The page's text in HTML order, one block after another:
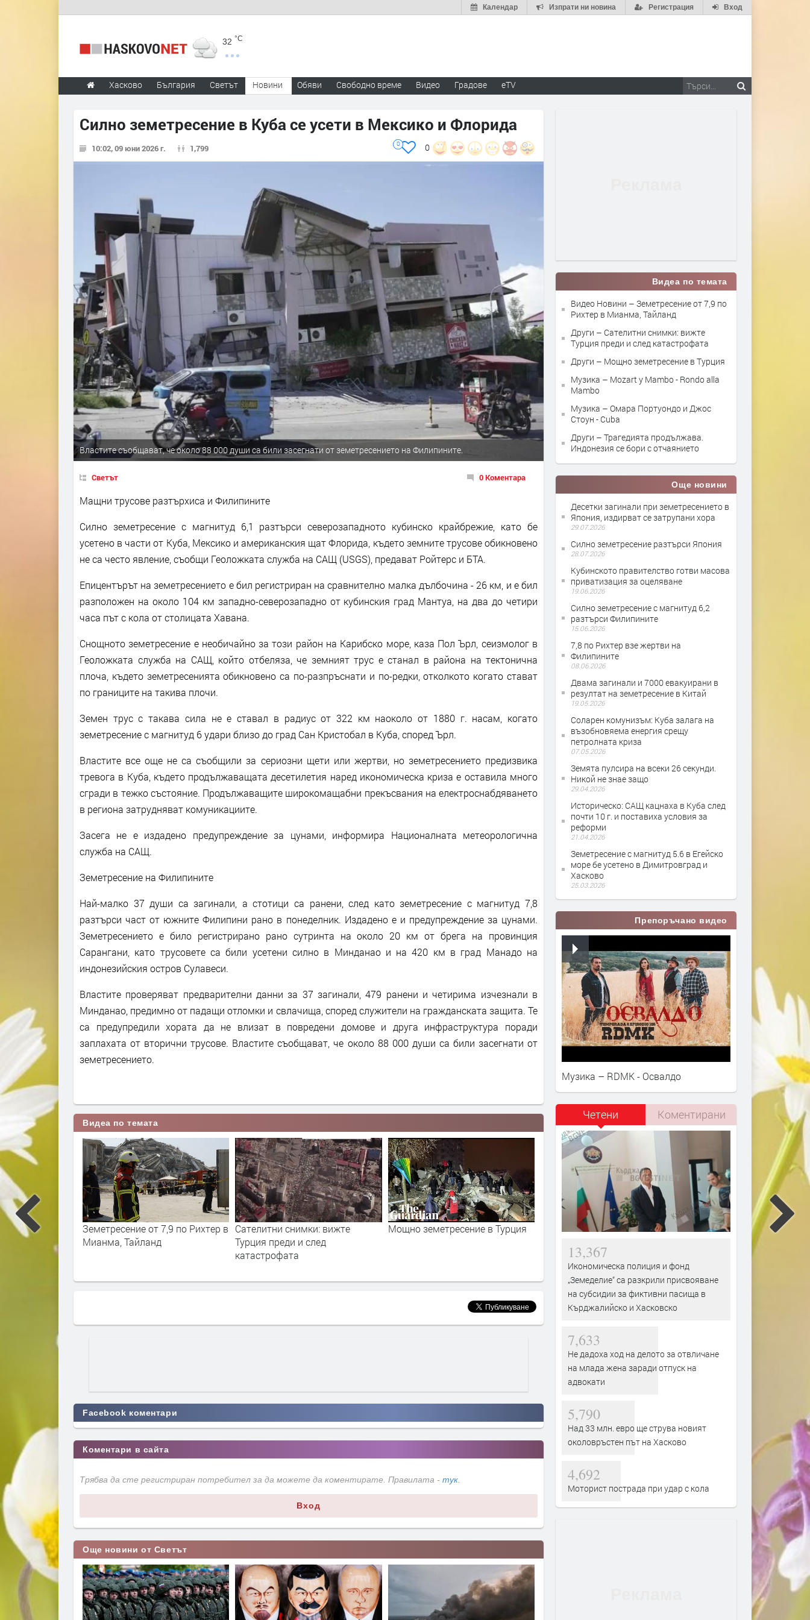
Вход
Регистрация
Изпрати ни новина
Календар
32 °C
Хасково България Светът Новини Обяви Свободно време Видео Градове eTV
Силно земетресение в Куба се усети в Мексико и Флорида
10:02, 09 юни 2026 г. 1,799 0
0
Властите съобщават, че около 88 000 души са били засегнати от земетресението на Филипините.
Светът 0 Коментара
Мащни трусове разтърхиса и Филипините
Силно земетресение с магнитуд 6,1 разтърси северозападното кубинско крайбрежие, като бе
усетено в части от Куба, Мексико и американския щат Флорида, където земните трусове обикновено
не са често явление, съобщи Геоложката служба на САЩ (USGS), предават Ройтерс и БТА.
Епицентърът на земетресението е бил регистриран на сравнително малка дълбочина - 26 км, и е бил
разположен на около 104 км западно-северозападно от кубинския град Мантуа, на два до четири
часа път с кола от столицата Хавана.
Снощното земетресение е необичайно за този район на Карибско море, каза Пол Ърл, сеизмолог в
Геоложката служба на САЩ, който отбеляза, че земният трус е станал в района на тектонична
плоча, където земетресенията обикновено са по-разпръснати и по-редки, отколкото когато стават
по границите на такива плочи.
Земен трус с такава сила не е ставал в радиус от 322 км наоколо от 1880 г. насам, когато
земетресение с магнитуд 6 удари близо до град Сан Кристобал в Куба, според Ърл.
Властите все още не са съобщили за сериозни щети или жертви, но земетресението предизвика
тревога в Куба, където продължаващата десетилетия наред икономическа криза е оставила много
сгради в тежко състояние. Продължаващите широкомащабни прекъсвания на електроснабдяването
в региона затрудняват комуникациите.
Засега не е издадено предупреждение за цунами, информира Националната метеорологична
служба на САЩ.
Земетресение на Филипините
Най-малко 37 души са загинали, а стотици са ранени, след като земетресение с магнитуд 7,8
разтърси част от южните Филипини рано в понеделник. Издадено е и предупреждение за цунами.
Земетресението е било регистрирано рано сутринта на около 20 км от брега на провинция
Сарангани, като трусовете са били усетени силно в Минданао и на 420 км в град Манадо на
индонезийския остров Сулавеси.
Властите проверяват предварителни данни за 37 загинали, 479 ранени и четирима изчезнали в
Минданао, предимно от падащи отломки и свлачища, според служители на гражданската защита. Те
са предупредили хората да не влизат в повредени домове и друга инфраструктура поради
заплахата от вторични трусове. Властите съобщават, че около 88 000 души са били засегнати от
земетресението.
Видеа по темата
7,9 по Рихтер в
Сателитни снимки: вижте
Турция преди и след
Мощно земетресение в Турция
Mozart y Mambo - Rondo alla
Омара Портуондо и Джос Стоун
Трагедията продължава.
Индонезия се бори с
Facebook коментари
Коментари в сайта
Трябва да сте регистриран потребител за да можете да коментирате. Правилата - тук
Вход
Още новини от Светът
Видеа по темата
Видео Новини – Земетресение от 7,9 по
Рихтер в Мианма, Тайланд
Други – Сателитни снимки: вижте
Турция преди и след катастрофата
Други – Мощно земетресение в Турция
Музика – Mozart y Mambo - Rondo alla
Mambo
Музика – Омара Портуондо и Джос
Стоун - Cuba
Други – Трагедията продължава.
Индонезия се бори с отчаянието
Още новини
Десетки загинали при земетресението в
Япония, издирват се затрупани хора
29.07.2026
Силно земетресение разтърси Япония
28.07.2026
Кубинското правителство готви масова
приватизация за оцеляване
19.06.2026
Силно земетресение с магнитуд 6,2
разтърси Филипините
15.06.2026
7,8 по Рихтер взе жертви на
Филипините
08.06.2026
Двама загинали и 7000 евакуирани в
резултат на земетресение в Китай
19.05.2026
Соларен комунизъм: Куба залага на
възобновяема енергия срещу
петролната криза
07.05.2026
Земята пулсира на всеки 26 секунди.
Никой не знае защо
29.04.2026
Историческо: САЩ кацнаха в Куба след
почти 10 г. и поставиха условия за
реформи
21.04.2026
Земетресение с магнитуд 5.6 в Егейско
море бе усетено в Димитровград и
Хасково
25.03.2026
Препоръчано видео
Музика – RDMK - Освалдо
Четени Коментирани
13,367
Икономическа полиция и фонд
„Земеделие“ са разкрили присвояване
на субсидии за фиктивни пасища в
Кърджалийско и Хасковско
7,633
Не дадоха ход на делото за отвличане
на млада жена заради отпуск на
адвокати
5,790
Над 33 млн. евро ще струва новият
околовръстен път на Хасково
4,692
Моторист пострада при удар с кола